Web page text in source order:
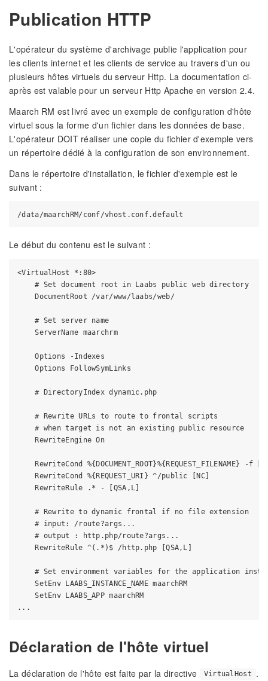
Publication HTTP
L'opérateur du système d'archivage publie l'application pour
les clients internet et les clients de service au travers d'un ou
plusieurs hôtes virtuels du serveur Http. La documentation ci-
après est valable pour un serveur Http Apache en version 2.4.
Maarch RM est livré avec un exemple de configuration d'hôte
virtuel sous la forme d'un fichier dans les données de base.
L'opérateur DOIT réaliser une copie du fichier d'exemple vers
un répertoire dédié à la configuration de son environnement.
Dans le répertoire d'installation, le fichier d'exemple est le
suivant :
Le début du contenu est le suivant :
<VirtualHost *:80>
    # Set document root in Laabs public web directory
    DocumentRoot /var/www/laabs/web/
    # Set server name
    ServerName maarchrm
    Options -Indexes
    Options FollowSymLinks
    # DirectoryIndex dynamic.php
    # Rewrite URLs to route to frontal scripts
    # when target is not an existing public resource
    RewriteEngine On
RewriteCond %{DOCUMENT_ROOT}%{REQUEST_FILENAME} -f
    RewriteCond %{REQUEST_URI} ^/public [NC]
    RewriteRule .* - [QSA,L]
    # Rewrite to dynamic frontal if no file extension
    # input: /route?args...
    # output : http.php/route?args...
    RewriteRule ^(.*)$ /http.php [QSA,L]
# Set environment variables for the application
    SetEnv LAABS_INSTANCE_NAME maarchRM
    SetEnv LAABS_APP maarchRM
Déclaration de l'hôte virtuel
La déclaration de l'hôte est faite par la directive VirtualHost
.